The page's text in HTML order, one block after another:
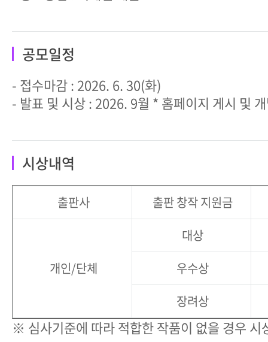
공모일정
- 접수마감 : 2026. 6. 30(화)
- 발표 및 시상 : 2026. 9월 * 홈페이지 게시 및
시상내역
출판사 출판 창작 지원금
개인/단체
대상
우수상
장려상
※ 심사기준에 따라 적합한 작품이 없을 경우 시